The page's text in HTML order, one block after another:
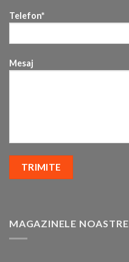
Telefon*
Mesaj
MAGAZINELE NOASTRE